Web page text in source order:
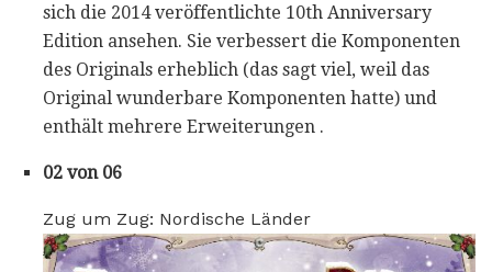
sich die 2014 veröffentlichte 10th Anniversary
Edition ansehen. Sie verbessert die Komponenten
des Originals erheblich (das sagt viel, weil das
Original wunderbare Komponenten hatte) und
enthält mehrere Erweiterungen .
02 von 06
Zug um Zug: Nordische Länder